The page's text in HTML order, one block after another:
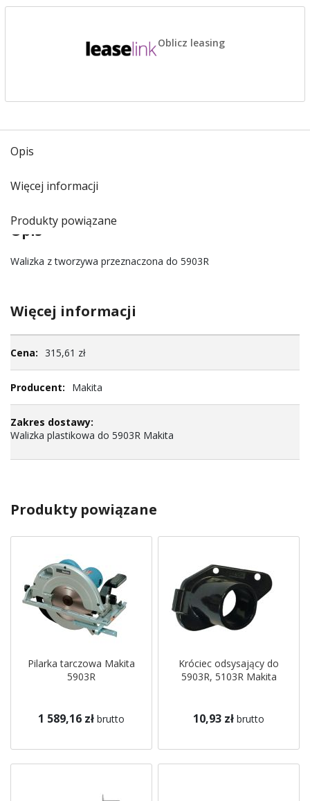
Oblicz leasing
Opis
Więcej informacji
Produkty powiązane
Opis
Walizka z tworzywa przeznaczona do 5903R
Więcej informacji
informacji315,61 zł
Makita
Walizka plastikowa do 5903R Makita
Produkty powiązane
Pilarka tarczowa Makita
5903R
1 589,16 zł brutto
Króciec odsysający do
5903R, 5103R Makita
10,93 zł brutto